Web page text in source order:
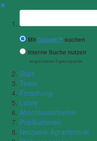
✖
Suchbegriff
MitGoogle™ suchen
Interne Suche nutzen
(eingeschränkte Ergebnisqualität)
Start
Team
Forschung
Lehre
Abschlussarbeiten
Publikationen
Netzwerk Agrartechnik